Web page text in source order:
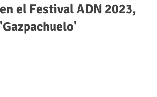
en el Festival ADN 2023,
'Gazpachuelo'